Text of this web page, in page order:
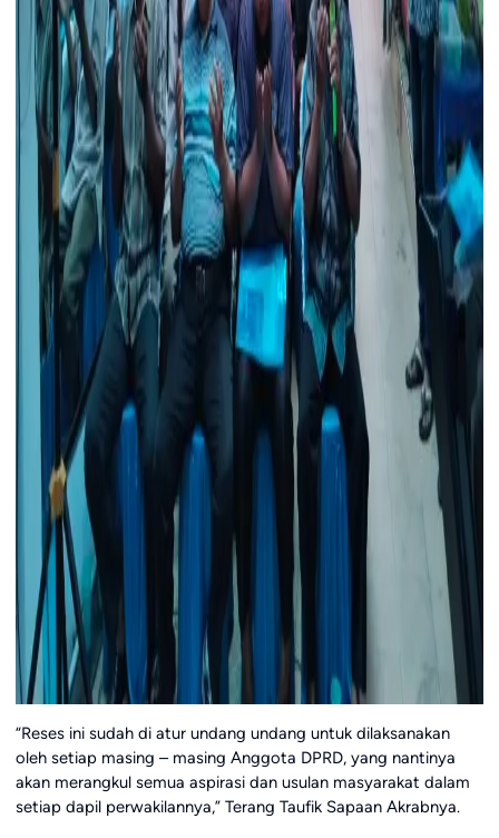
“Reses ini sudah di atur undang undang untuk dilaksanakan
oleh setiap masing – masing Anggota DPRD, yang nantinya
akan merangkul semua aspirasi dan usulan masyarakat dalam
setiap dapil perwakilannya,” Terang Taufik Sapaan Akrabnya.